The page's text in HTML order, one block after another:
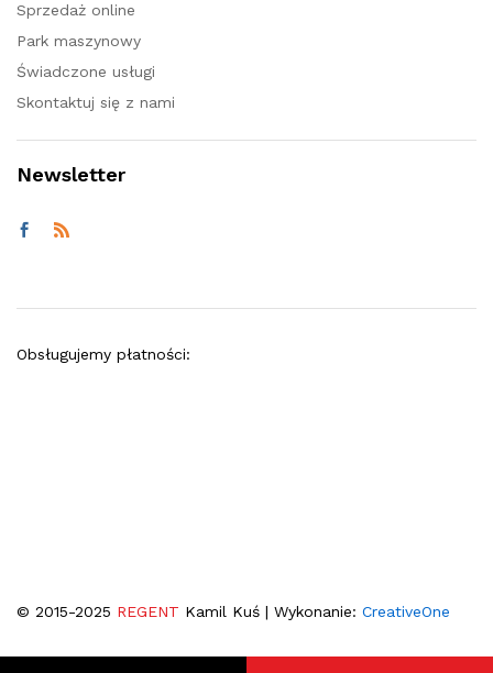
Sprzedaż online
Park maszynowy
Świadczone usługi
Skontaktuj się z nami
Newsletter
© 2015-2025 REGENT Kamil Kuś | Wykonanie: CreativeOne
Obsługujemy płatności: